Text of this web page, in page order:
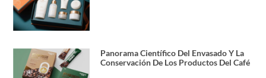
Panorama Científico Del Envasado Y La
Conservación De Los Productos Del Café